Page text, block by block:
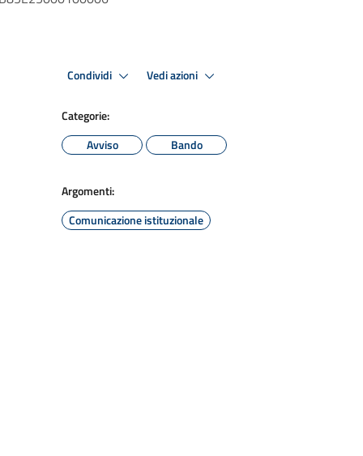
Condividi Vedi azioni
Categorie:
Avviso
Bando
Argomenti:
Comunicazione istituzionale